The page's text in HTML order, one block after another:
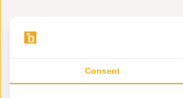
Consent